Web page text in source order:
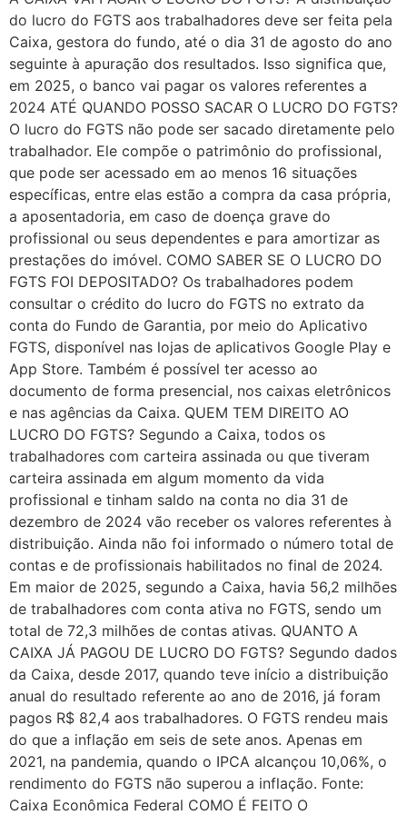
do lucro do FGTS aos trabalhadores deve ser feita pela
Caixa, gestora do fundo, até o dia 31 de agosto do ano
seguinte à apuração dos resultados. Isso significa que,
em 2025, o banco vai pagar os valores referentes a
2024 ATÉ QUANDO POSSO SACAR O LUCRO DO FGTS?
O lucro do FGTS não pode ser sacado diretamente pelo
trabalhador. Ele compõe o patrimônio do profissional,
que pode ser acessado em ao menos 16 situações
específicas, entre elas estão a compra da casa própria,
a aposentadoria, em caso de doença grave do
profissional ou seus dependentes e para amortizar as
prestações do imóvel. COMO SABER SE O LUCRO DO
FGTS FOI DEPOSITADO? Os trabalhadores podem
consultar o crédito do lucro do FGTS no extrato da
conta do Fundo de Garantia, por meio do Aplicativo
FGTS, disponível nas lojas de aplicativos Google Play e
App Store. Também é possível ter acesso ao
documento de forma presencial, nos caixas eletrônicos
e nas agências da Caixa. QUEM TEM DIREITO AO
LUCRO DO FGTS? Segundo a Caixa, todos os
trabalhadores com carteira assinada ou que tiveram
carteira assinada em algum momento da vida
profissional e tinham saldo na conta no dia 31 de
dezembro de 2024 vão receber os valores referentes à
distribuição. Ainda não foi informado o número total de
contas e de profissionais habilitados no final de 2024.
Em maior de 2025, segundo a Caixa, havia 56,2 milhões
de trabalhadores com conta ativa no FGTS, sendo um
total de 72,3 milhões de contas ativas. QUANTO A
CAIXA JÁ PAGOU DE LUCRO DO FGTS? Segundo dados
da Caixa, desde 2017, quando teve início a distribuição
anual do resultado referente ao ano de 2016, já foram
pagos R$ 82,4 aos trabalhadores. O FGTS rendeu mais
do que a inflação em seis de sete anos. Apenas em
2021, na pandemia, quando o IPCA alcançou 10,06%, o
rendimento do FGTS não superou a inflação. Fonte:
Caixa Econômica Federal COMO É FEITO O